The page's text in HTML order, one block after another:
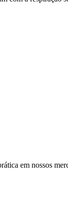
em nossos